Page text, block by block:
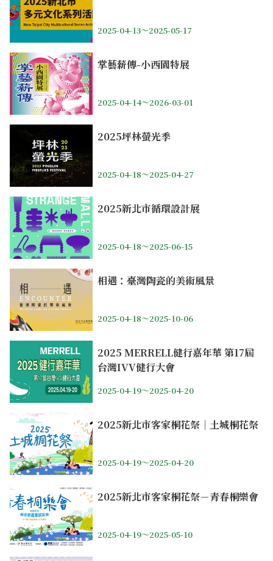
2025-04-13～2025-05-17
掌藝薪傳-小西園特展
2025-04-14～2026-03-01
2025坪林螢光季
2025-04-18～2025-04-27
2025新北市循環設計展
2025-04-18～2025-06-15
相遇：臺灣陶瓷的美術風景
2025-04-18～2025-10-06
2025 MERRELL健行嘉年華 第17屆
台灣IVV健行大會
2025-04-19～2025-04-20
2025新北市客家桐花祭｜土城桐花祭
2025-04-19～2025-04-20
2025新北市客家桐花祭－青春桐樂會
2025-04-19～2025-05-10